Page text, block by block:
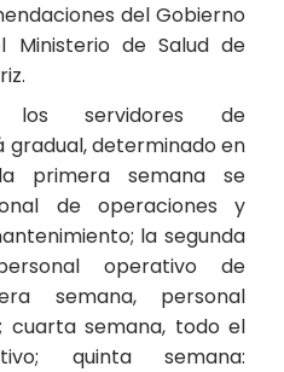
del Gobierno
Ministerio de Salud de
servidores de
gradual, determinado en
primera semana se
de operaciones y
la segunda
operativo de
semana, personal
cuarta semana, todo el
quinta semana: